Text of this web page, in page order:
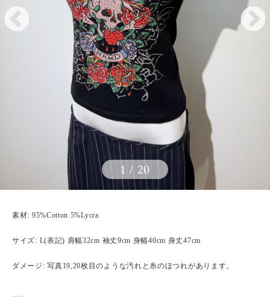
1 / 20
素材: 95%Cotton 5%Lycra
サイズ: L(表記) 肩幅32cm 袖丈9cm 身幅40cm 身丈47cm
ダメージ: 写真19,20枚目のような汚れと糸のほつれがあります。